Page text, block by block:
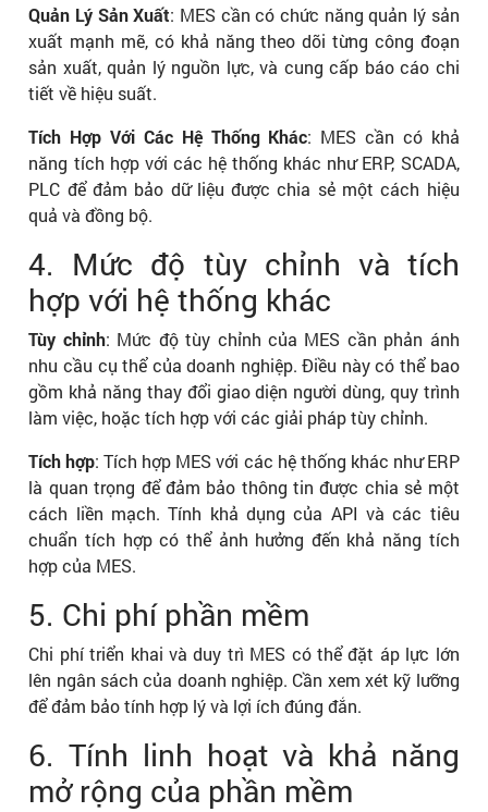
Quản Lý Sản Xuất: MES cần có chức năng quản lý sản
xuất mạnh mẽ, có khả năng theo dõi từng công đoạn
sản xuất, quản lý nguồn lực, và cung cấp báo cáo chi
tiết về hiệu suất.
Tích Hợp Với Các Hệ Thống Khác: MES cần có khả
năng tích hợp với các hệ thống khác như ERP, SCADA,
PLC để đảm bảo dữ liệu được chia sẻ một cách hiệu
quả và đồng bộ.
4. Mức độ tùy chỉnh và tích
hợp với hệ thống khác
Tùy chỉnh: Mức độ tùy chỉnh của MES cần phản ánh
nhu cầu cụ thể của doanh nghiệp. Điều này có thể bao
gồm khả năng thay đổi giao diện người dùng, quy trình
làm việc, hoặc tích hợp với các giải pháp tùy chỉnh.
Tích hợp: Tích hợp MES với các hệ thống khác như ERP
là quan trọng để đảm bảo thông tin được chia sẻ một
cách liền mạch. Tính khả dụng của API và các tiêu
chuẩn tích hợp có thể ảnh hưởng đến khả năng tích
hợp của MES.
5. Chi phí phần mềm
Chi phí triển khai và duy trì MES có thể đặt áp lực lớn
lên ngân sách của doanh nghiệp. Cần xem xét kỹ lưỡng
để đảm bảo tính hợp lý và lợi ích đúng đắn.
6. Tính linh hoạt và khả năng
mở rộng của phần mềm